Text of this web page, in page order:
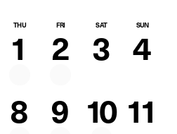
THU FRI SAT SUN
1 2 3 4
8 9 10 11